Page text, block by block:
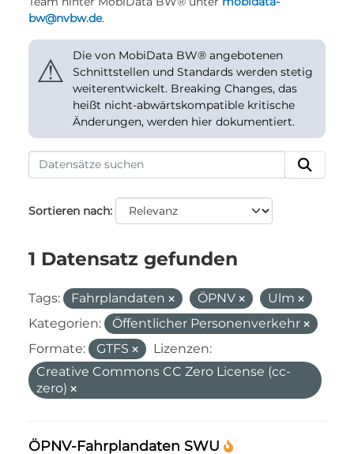
bw@nvbw.de.
⚠
Die von MobiData BW® angebotenen
Schnittstellen und Standards werden stetig
weiterentwickelt. Breaking Changes, das
heißt nicht-abwärtskompatible kritische
Änderungen, werden hier dokumentiert.
Sortieren nach
1 Datensatz gefunden
Tags: Fahrplandaten ÖPNV
Ulm
Kategorien:
Öffentlicher Personenverkehr
Formate:
GTFS
Lizenzen:
Creative Commons CC Zero License (cc-
zero)
ÖPNV-Fahrplandaten SWU